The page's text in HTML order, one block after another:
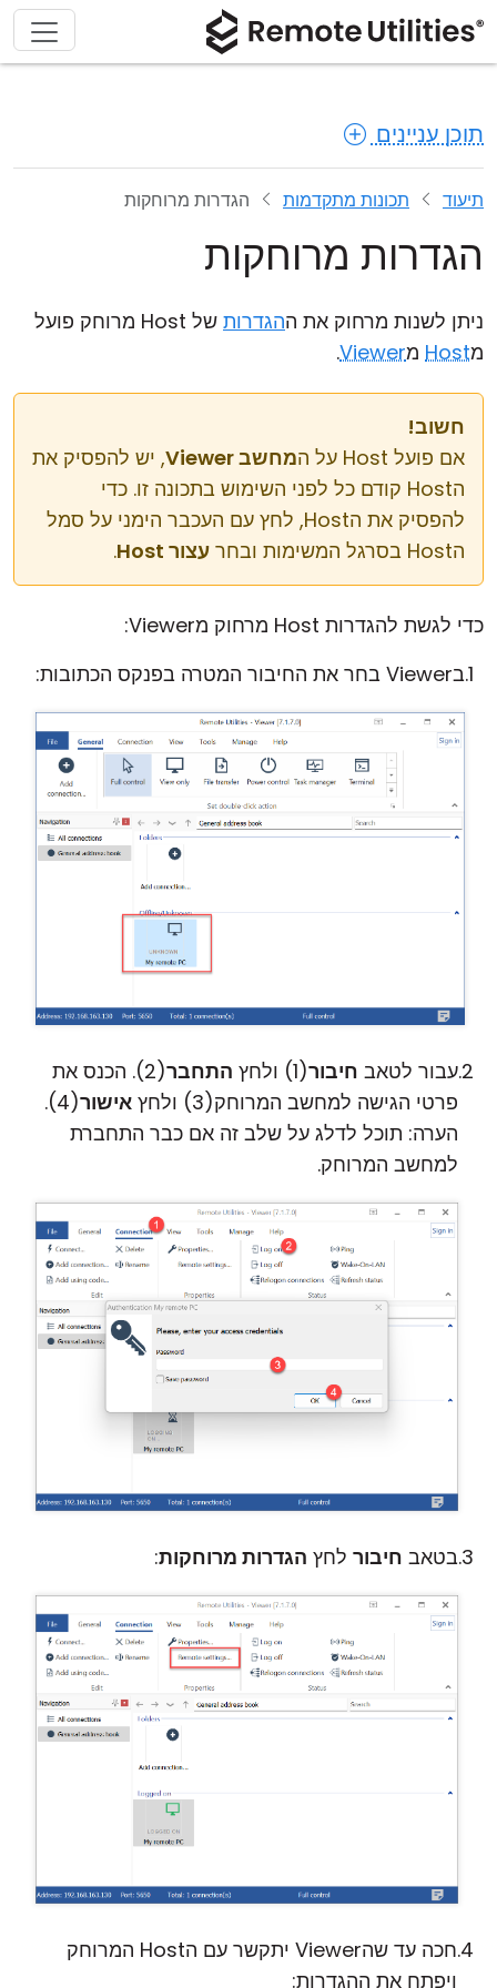
תוכן עניינים
תיעוד תכונות מתקדמות הגדרות מרוחקות
הגדרות מרוחקות
ניתן לשנות מרחוק את ההגדרות
של Host מרוחק פועל
מHost מViewer
.
חשוב!
אם פועל Host על ה
מחשב Viewer
, יש להפסיק את
הHost קודם כל לפני השימוש בתכונה זו. כדי
להפסיק את הHost, לחץ עם העכבר הימני על סמל
הHost בסרגל המשימות ובחר
עצור Host .
כדי לגשת להגדרות Host מרחוק מViewer:
בViewer בחר את החיבור המטרה בפנקס הכתובות:
עבור לטאב חיבור(1) ולחץ התחבר
(2). הכנס את
פרטי הגישה למחשב המרוחק(3) ולחץ
אישור
(4).
הערה: תוכל לדלג על שלב זה אם כבר התחברת
למחשב המרוחק.
בטאב חיבור לחץ הגדרות מרוחקות:
חכה עד שהViewer יתקשר עם הHost המרוחק
ויפתח את ההגדרות: